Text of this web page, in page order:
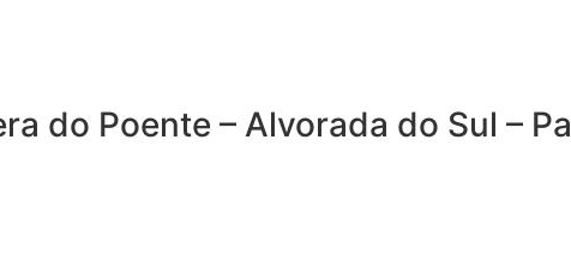
do Poente – Alvorada do Sul –